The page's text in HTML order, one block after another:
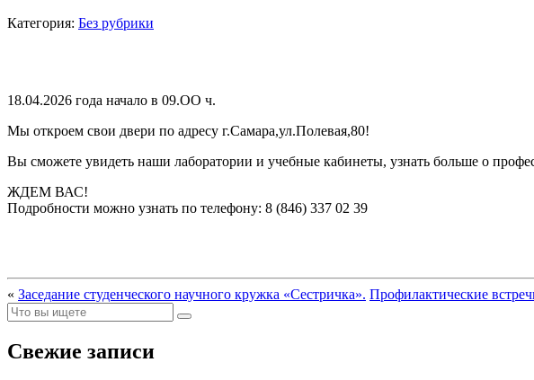
Категория: Без рубрики
18.04.2026 года начало в 09.ОО ч.
Мы откроем свои двери по адресу г.Самара,ул.Полевая,80!
Вы сможете увидеть наши лаборатории и учебные кабинеты, узнать больше о
ЖДЕМ ВАС!
Подробности можно узнать по телефону: 8 (846) 337 02 39
« Заседание студенческого научного кружка «Сестричка». Профилактические
Свежие записи